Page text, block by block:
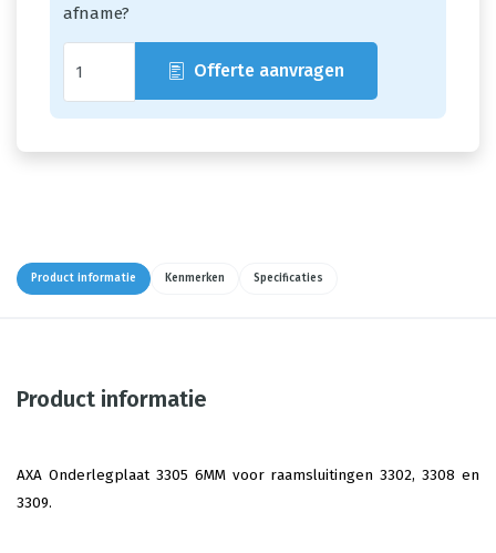
afname?
Offerte aanvragen
Product informatie Kenmerken Specificaties
Product informatie
AXA Onderlegplaat 3305 6MM voor raamsluitingen 3302, 3308 en
3309.